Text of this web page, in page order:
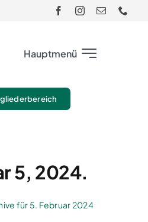
Hauptmenü
5, 2024.
für 5. Februar 2024